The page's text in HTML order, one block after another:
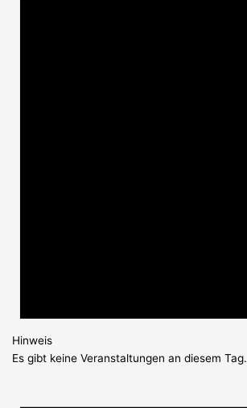
Hinweis
Es gibt keine Veranstaltungen an diesem Tag.